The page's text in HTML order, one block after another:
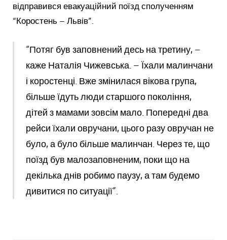
відправився евакуаційний поїзд сполученням
“Коростень – Львів”.
“Потяг був заповнений десь на третину, –
каже Наталія Чижевська. – Їхали малинчани
і коростенці. Вже змінилася вікова група,
більше їдуть люди старшого покоління,
дітей з мамами зовсім мало. Попередні два
рейси їхали овручани, цього разу овручан не
було, а було більше малинчан. Через те, що
поїзд був малозаповненим, поки що на
декілька днів робимо паузу, а там будемо
дивитися по ситуації”.